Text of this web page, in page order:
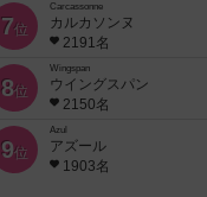
7位
Carcassonne
カルカソンヌ
2191名
8位
Wingspan
ウイングスパン
2150名
9位
Azul
アズール
1903名